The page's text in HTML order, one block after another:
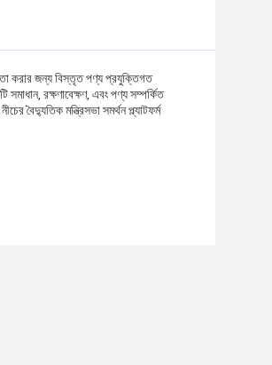
করার জন্য বিস্তৃত পণ্য প্রযুক্তিগত
রক্ষণাবেক্ষণ, এবং পণ্য সম্পর্কিত
বৈদ্যুতিক মন্ত্রিসভা সমর্থন প্ল্যাটফর্ম